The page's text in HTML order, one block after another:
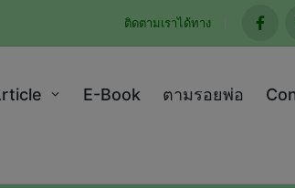
ติดตามเราได้ทาง
E-Book ตามรอยพ่อ